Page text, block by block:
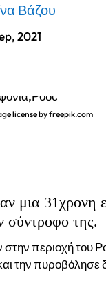
Βάζου
2021
license by freepik.com
μια 31χρονη
σύντροφο της.
περιοχή του
την πυροβόλησε